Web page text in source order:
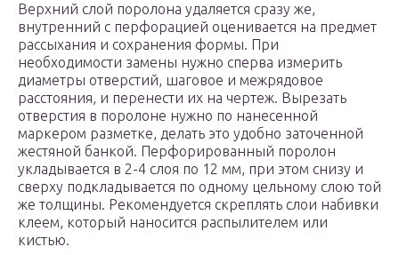
Верхний слой поролона удаляется сразу же,
внутренний с перфорацией оценивается на предмет
рассыхания и сохранения формы. При
необходимости замены нужно сперва измерить
диаметры отверстий, шаговое и межрядовое
расстояния, и перенести их на чертеж. Вырезать
отверстия в поролоне нужно по нанесенной
маркером разметке, делать это удобно заточенной
жестяной банкой. Перфорированный поролон
укладывается в 2-4 слоя по 12 мм, при этом снизу и
сверху подкладывается по одному цельному слою той
же толщины. Рекомендуется скреплять слои набивки
клеем, который наносится распылителем или
кистью.